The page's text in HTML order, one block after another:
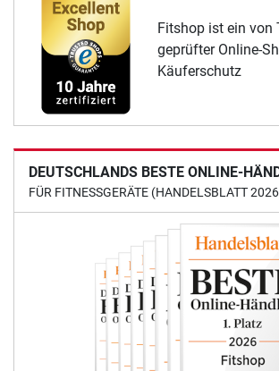
Fitshop ist ein von
geprüfter Online-
Käuferschutz
DEUTSCHLANDS BESTE ONLINE-
FÜR FITNESSGERÄTE (HANDELSBLATT